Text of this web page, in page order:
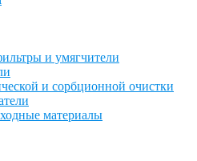
и умягчители
и сорбционной очистки
материалы